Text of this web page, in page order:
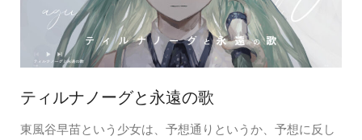
ティルナノーグと永遠の歌
東風谷早苗という少女は、予想通りというか、予想に反し